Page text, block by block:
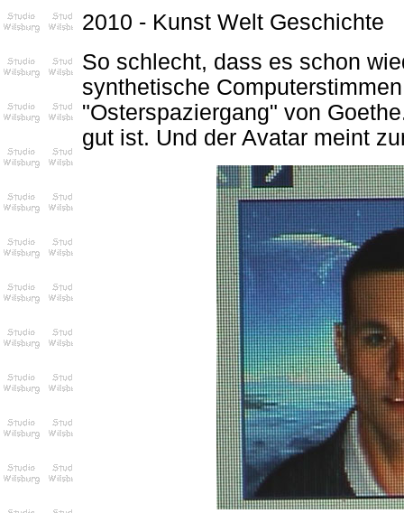
2010 - Kunst Welt Geschichte
So schlecht, dass es schon
synthetische
"Osterspaziergang" von
gut ist. Und der Avatar meint